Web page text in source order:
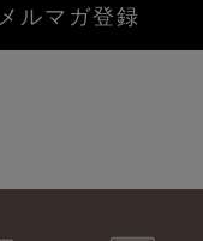
メルマガ登録